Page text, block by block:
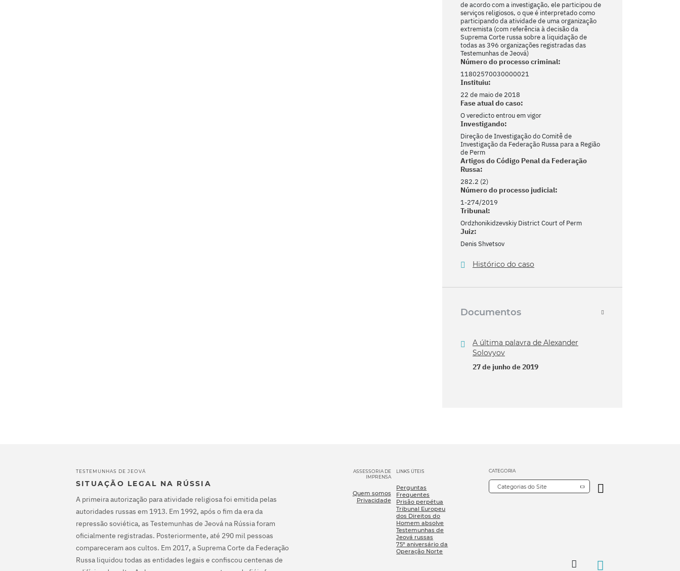
de acordo com a investigação, ele participou de
serviços religiosos, o que é interpretado como
participando da atividade de uma organização
extremista (com referência à decisão da
Suprema Corte russa sobre a liquidação de
todas as 396 organizações registradas das
Testemunhas de Jeová)
Número do processo criminal:
11802570030000021
Instituiu:
22 de maio de 2018
Fase atual do caso:
O veredicto entrou em vigor
Investigando:
Direção de Investigação do Comitê de
Investigação da Federação Russa para a Região
de Perm
Artigos do Código Penal da Federação
Russa:
282.2 (2)
Número do processo judicial:
1-274/2019
Tribunal:
Ordzhonikidzevskiy District Court of Perm
Juiz:
Denis Shvetsov
Histórico do caso
Documentos
A última palavra de Alexander
Solovyov
27 de junho de 2019
TESTEMUNHAS DE JEOVÁ
SITUAÇÃO LEGAL NA RÚSSIA
A primeira autorização para atividade religiosa foi emitida pelas
autoridades russas em 1913. Em 1992, após o fim da era da
repressão soviética, as Testemunhas de Jeová na Rússia foram
oficialmente registradas. Posteriormente, até 290 mil pessoas
compareceram aos cultos. Em 2017, a Suprema Corte da Federação
Russa liquidou todas as entidades legais e confiscou centenas de
ASSESSORIA DE
IMPRENSA
Quem somos
Privacidade
LINKS ÚTEIS
Perguntas
Frequentes
Prisão perpétua
Tribunal Europeu
dos Direitos do
Homem absolve
Testemunhas de
Jeová russas
75º aniversário da
Operação Norte
CATEGORIA
Categorias do Site